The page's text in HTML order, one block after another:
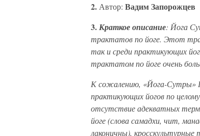
2. Автор: Вадим Запорожцев
3.Краткое описание: Йога
трактатов по йоге. Этот
так и среди практикующих
трактатом по йоге очень
К сожалению, «Йога-Сутры»
практикующих йогов по
отсутствие адекватных
йоге (слова самадхи, чит,
лаконичны),